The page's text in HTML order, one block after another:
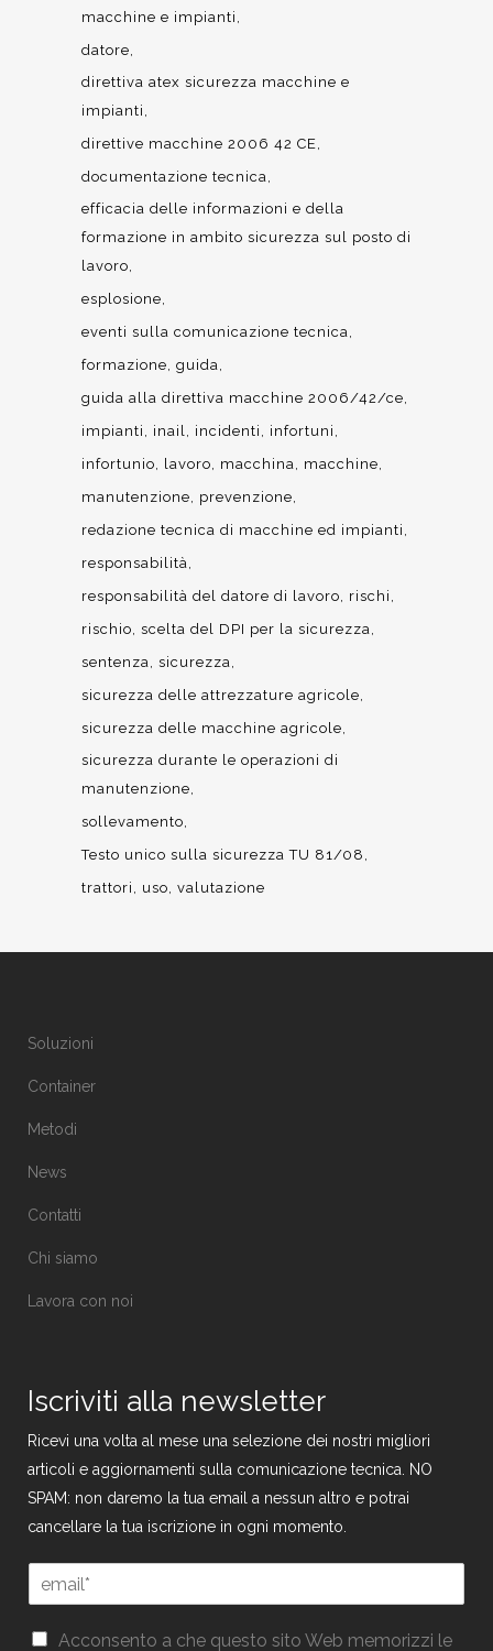
macchine e impianti
datore
direttiva atex sicurezza macchine e
impianti
direttive macchine 2006 42 CE
documentazione tecnica
efficacia delle informazioni e della
formazione in ambito sicurezza sul posto di
lavoro
esplosione
eventi sulla comunicazione tecnica
formazione guida
guida alla direttiva macchine 2006/42/ce
impianti
inail incidenti
infortuni
infortunio
lavoro macchina
macchine
manutenzione
prevenzione
redazione tecnica di macchine ed impianti
responsabilità
responsabilità del datore di lavoro
rischi
rischio scelta del DPI per la sicurezza
sentenza sicurezza
sicurezza delle attrezzature agricole
sicurezza delle macchine agricole
sicurezza durante le operazioni di
manutenzione
sollevamento
Testo unico sulla sicurezza TU 81/08
trattori
uso valutazione
Soluzioni
Container
Metodi
News
Contatti
Chi siamo
Lavora con noi
Iscriviti alla newsletter
Ricevi una volta al mese una selezione dei nostri migliori
articoli e aggiornamenti sulla comunicazione tecnica. NO
SPAM: non daremo la tua email a nessun altro e potrai
cancellare la tua iscrizione in ogni momento.
m
E
G
Acconsento a che questo sito Web memorizzi le